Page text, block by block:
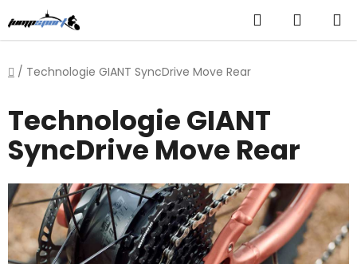
na
obsah
Hledat
KOŠÍK
Domů
/ Technologie GIANT SyncDrive Move Rear
Technologie GIANT
SyncDrive Move Rear